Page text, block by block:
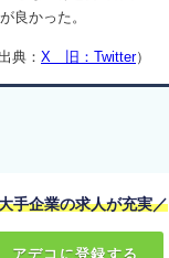
良かった。
典： X 旧：Twitter）
手企業の求人が充実／
アデコに登録する